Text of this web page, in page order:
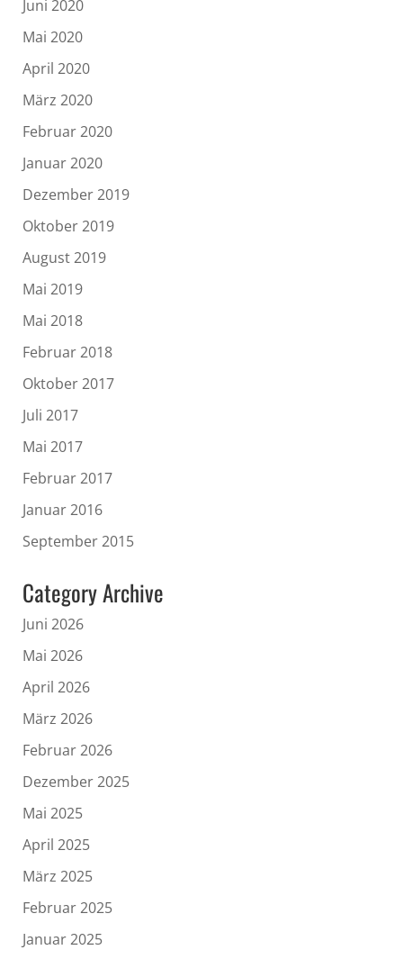
Juni 2020
Mai 2020
April 2020
März 2020
Februar 2020
Januar 2020
Dezember 2019
Oktober 2019
August 2019
Mai 2019
Mai 2018
Februar 2018
Oktober 2017
Juli 2017
Mai 2017
Februar 2017
Januar 2016
September 2015
Category Archive
Juni 2026
Mai 2026
April 2026
März 2026
Februar 2026
Dezember 2025
Mai 2025
April 2025
März 2025
Februar 2025
Januar 2025